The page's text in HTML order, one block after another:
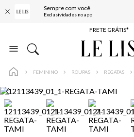
Sempre com você
Exclusividades no appENTREGA EXPRESSA*
FRETE GRÁTIS*
BAIXE O APP
FEMININO ROUPAS REGATAS